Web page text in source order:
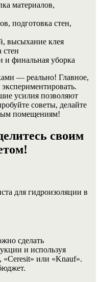
материалов,
подготовка стен,
высыхание клея
стен
и финальная уборка
— реально! Главное,
усилия позволяют
советы, делайте
помещениям!
своим
для гидроизоляции в
сделать
и используя
или «Knauf».